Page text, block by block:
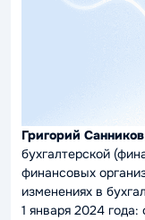
Григорий Санников
бухгалтерской
финансовых
изменениях в
1 января 2024